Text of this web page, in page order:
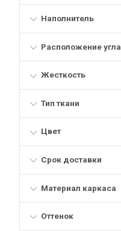
Наполнитель
Расположение угла
Жесткость
Тип ткани
Цвет
Срок доставки
Материал каркаса
Оттенок